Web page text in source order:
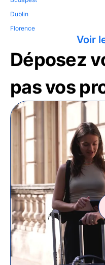
Dublin
Florence
Voir
Déposez
pas vos